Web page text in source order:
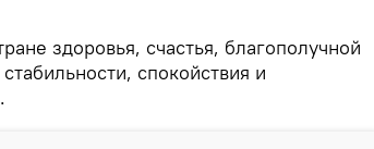
здоровья, счастья, благополучной
спокойствия и